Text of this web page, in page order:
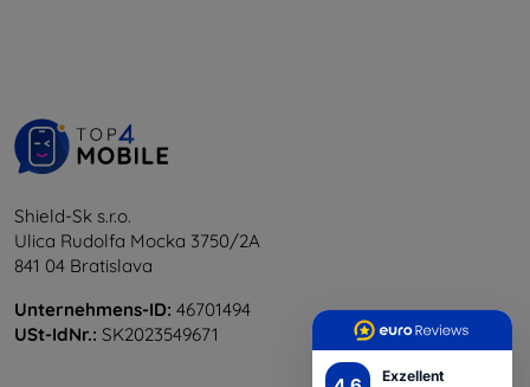
Exzellent
Shield-Sk s.r.o.
Ulica Rudolfa Mocka 3750/2A
841 04 Bratislava
Unternehmens-ID: 46701494
USt-IdNr.: SK2023549671